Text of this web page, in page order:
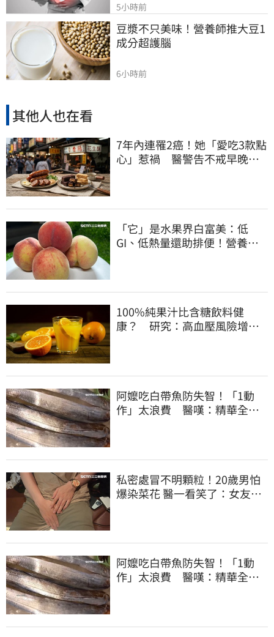
5小時前
豆漿不只美味！營養師推大豆1
成分超護腦
6小時前
其他人也在看
7年內連罹2癌！她「愛吃3款點
心」惹禍 醫警告不戒早晚有
「它」是水果界白富美：低
GI、低熱量還助排便！營養師
100%純果汁比含糖飲料健
康？ 研究：高血壓風險增
阿嬤吃白帶魚防失智！「1動
作」太浪費 醫嘆：精華全沒
私密處冒不明顆粒！20歲男怕
爆染菜花 醫一看笑了：女友常
阿嬤吃白帶魚防失智！「1動
作」太浪費 醫嘆：精華全沒